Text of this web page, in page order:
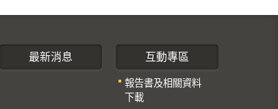
最新消息 互動專區
報告書及相關資料
下載